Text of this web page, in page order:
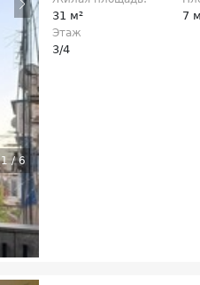
1/6
31 м² 7
Этаж
3/4